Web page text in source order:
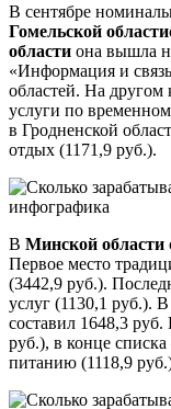
В сентябре
Гомельской области
области она вышла
«Информация и
областей. На другом
услуги по
в Гродненской
отдых (1171,9 руб.).
В Минской области
Первое место
(3442,9 руб.).
услуг (1130,1 руб.). В
составил 1648,3
руб.), в конце
питанию (1118,9